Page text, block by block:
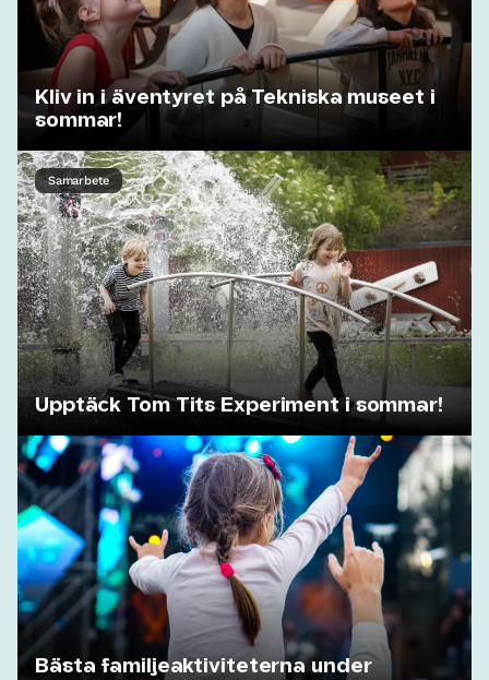
Kliv in i äventyret på Tekniska museet i
sommar!
Samarbete
Upptäck Tom Tits Experiment i sommar!
Bästa familjeaktiviteterna under